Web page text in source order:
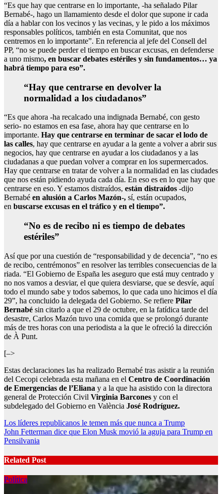
“Es que hay que centrarse en lo importante, -ha señalado Pilar
Bernabé-, hago un llamamiento desde el dolor que supone ir cada
día a hablar con los vecinos y las vecinas, y le pido a los máximos
responsables políticos, también en esta Comunitat, que nos
centremos en lo importante”. En referencia al jefe del Consell del
PP, “no se puede perder el tiempo en buscar excusas, en defenderse
a uno mismo, en buscar debates estériles y sin fundamentos… ya
habrá tiempo para eso”.
“Hay que centrarse en devolver la
normalidad a los ciudadanos”
“Es que ahora -ha recalcado una indignada Bernabé, con gesto
serio- no estamos en esa fase, ahora hay que centrarse en lo
importante. Hay que centrarse en terminar de sacar el lodo de
las calles, hay que centrarse en ayudar a la gente a volver a abrir sus
negocios, hay que centrarse en ayudar a los ciudadanos y a las
ciudadanas a que puedan volver a comprar en los supermercados.
Hay que centrarse en tratar de volver a la normalidad en las ciudades
que nos están pidiendo ayuda cada día. En eso es en lo que hay que
centrarse en eso. Y estamos distraídos, están distraídos -dijo
Bernabé en alusión a Carlos Mazón-, sí, están ocupados,
en buscarse excusas en el tráfico y en el tiempo”.
“No es de recibo ni es tiempo de debates
estériles”
Así que por una cuestión de “responsabilidad y de decencia”, “no es
de recibo, centrémonos” en resolver las terribles consecuencias de la
riada. “El Gobierno de España les aseguro que está muy centrado y
no nos vamos a desviar, el que quiera desviarse, que se desvíe, aquí
todo el mundo sabe y todos sabemos, lo que cada uno hicimos el día
29”, ha concluido la delegada del Gobierno. Se refiere Pilar
Bernabé sin citarlo a que el 29 de octubre, en la fatídica tarde del
desastre, Carlos Mazón tuvo una comida que se prolongó durante
más de tres horas con una periodista a la que le ofreció la dirección
de À Punt.
[–>
Estas declaraciones las ha realizado Bernabé tras asistir a la reunión
del Cecopi celebrada esta mañana en el Centro de Coordinación
de Emergencias de l’Eliana y a la que ha asistido con la directora
general de Protección Civil Virginia Barcones y con el
subdelegado del Gobierno en València José Rodríguez.
Post
navigation
Los líderes republicanos le temen más que nunca a Trump
John Fetterman dice que Elon Musk movió la aguja para Trump en
Pensilvania
Related Post
Política